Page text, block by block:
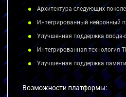
Архитектура следующих
Интегрированный нейронный
Улучшенная поддержка
Интегрированная технология
Улучшенная поддержка
Возможности платформы: